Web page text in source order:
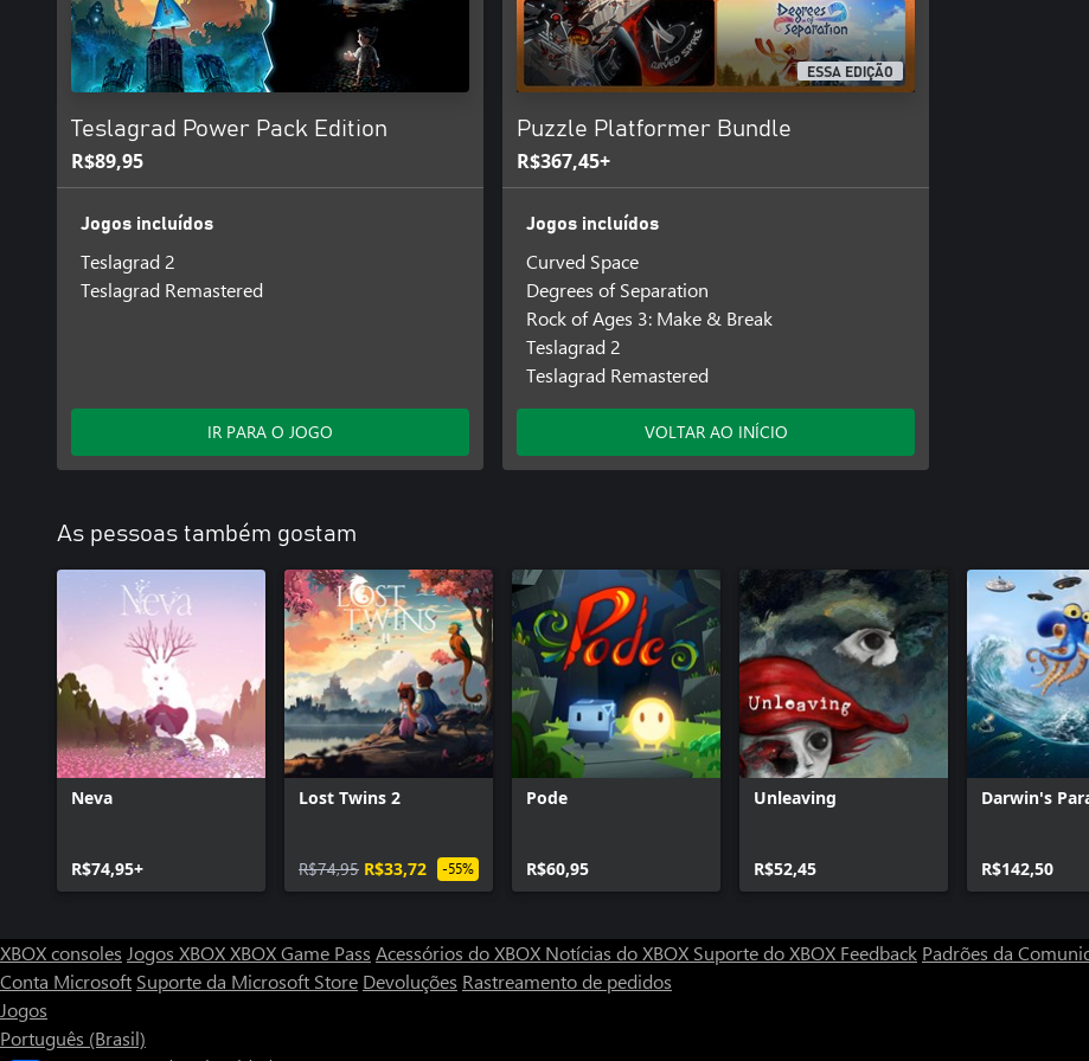
Teslagrad Power Pack Edition
R$89,95
Jogos incluídos
Teslagrad 2
Teslagrad Remastered
IR PARA O JOGO
ESSA EDIÇÃO
Puzzle Platformer Bundle
R$367,45+
Jogos incluídos
Curved Space
Degrees of Separation
Rock of Ages 3: Make & Break
Teslagrad 2
Teslagrad Remastered
VOLTAR AO INÍCIO
As pessoas também gostam
Neva
R$74,95+
Lost Twins 2
R$74,95 R$33,72 -55%
Pode
R$60,95
Unleaving
R$52,45
Darwin's
R$142,50
XBOX consoles Jogos XBOXXBOX Game Pass Acessórios do XBOX Notícias do XBOX Suporte do XBOX Feedback Padrões da
Conta Microsoft Suporte da Microsoft Store Devoluções Rastreamento de pedidos
Jogos
Português (Brasil)